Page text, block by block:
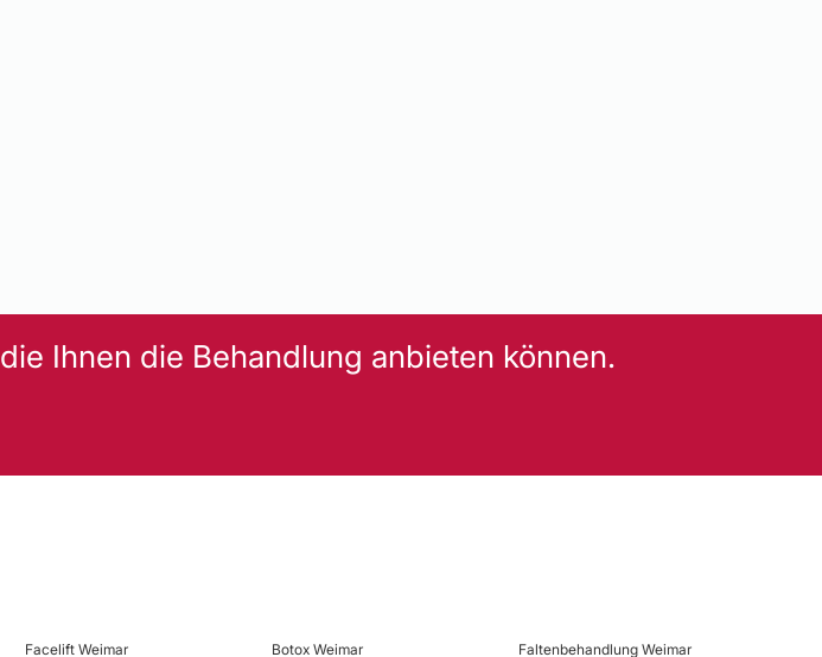
die Ihnen die Behandlung anbieten können.
Facelift Weimar Botox Weimar Faltenbehandlung Weimar